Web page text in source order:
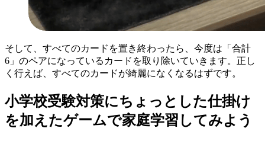
そして、すべてのカードを置き終わったら、今度は「合計
6」のペアになっているカードを取り除いていきます。正し
く行えば、すべてのカードが綺麗になくなるはずです。
小学校受験対策にちょっとした仕掛け
を加えたゲームで家庭学習してみよう